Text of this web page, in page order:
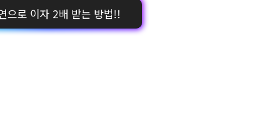
으로 이자 2배 받는 방법!!